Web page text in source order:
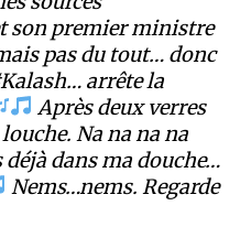
son premier ministre
pas du tout… donc
arrête la
Après deux verres
Na na na na
déjà dans ma douche…
Nems…nems. Regarde